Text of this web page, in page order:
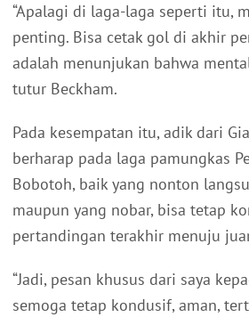
“Apalagi di laga-laga seperti itu,
penting. Bisa cetak gol di akhir
adalah menunjukan bahwa
tutur Beckham.
Pada kesempatan itu, adik dari
berharap pada laga pamungkas
Bobotoh, baik yang nonton
maupun yang nobar, bisa tetap
pertandingan terakhir menuju
“Jadi, pesan khusus dari saya
semoga tetap kondusif, aman,